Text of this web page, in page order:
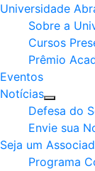
Universidade
Sobre a
Cursos
Prêmio
Eventos
Notícias
Defesa do
Envie sua
Seja um
Programa